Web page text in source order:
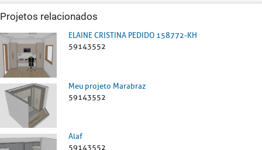
Projetos relacionados
ELAINE CRISTINA PEDIDO 158772-KH
59143552
Meu projeto Marabraz
59143552
Alaf
59143552